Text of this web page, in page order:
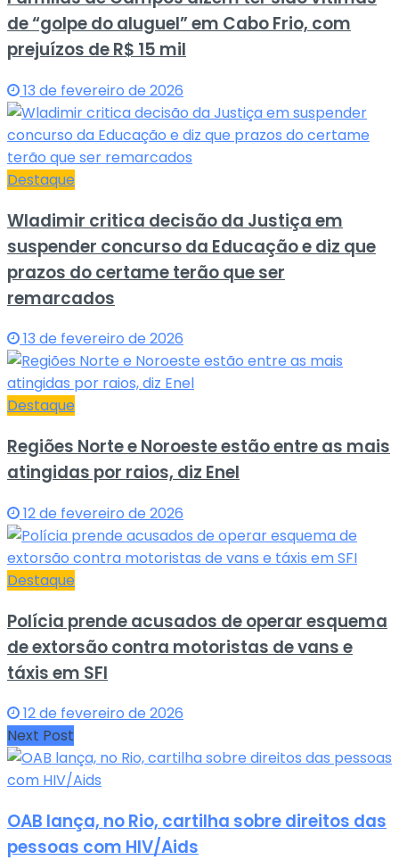
de “golpe do aluguel” em Cabo Frio, com
prejuízos de R$ 15 mil
13 de fevereiro de 2026
Destaque
Wladimir critica decisão da Justiça em
suspender concurso da Educação e diz que
prazos do certame terão que ser
remarcados
13 de fevereiro de 2026
Destaque
Regiões Norte e Noroeste estão entre as mais
atingidas por raios, diz Enel
12 de fevereiro de 2026
Destaque
Polícia prende acusados de operar esquema
de extorsão contra motoristas de vans e
táxis em SFI
12 de fevereiro de 2026
Next Post
OAB lança, no Rio, cartilha sobre direitos das
pessoas com HIV/Aids